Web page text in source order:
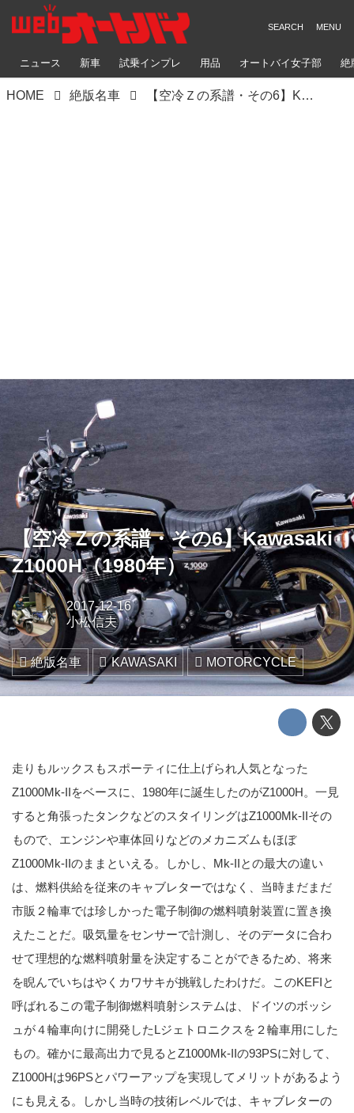
ニュース 新車 試乗インプレ 用品 オートバイ女子部 絶
HOME 絶版名車 【空冷Ｚの系譜・その6】Kawasaki Z1000H（1980年）
【空冷Ｚの系譜・その6】Kawasaki
Z1000H（1980年）
2017-12-16
小松信夫
絶版名車 KAWASAKI MOTORCYCLE
走りもルックスもスポーティに仕上げられ人気となった
Z1000Mk-IIをベースに、1980年に誕生したのがZ1000H。一見
すると角張ったタンクなどのスタイリングはZ1000Mk-IIその
もので、エンジンや車体回りなどのメカニズムもほぼ
Z1000Mk-IIのままといえる。しかし、Mk-IIとの最大の違い
は、燃料供給を従来のキャブレターではなく、当時まだまだ
市販２輪車では珍しかった電子制御の燃料噴射装置に置き換
えたことだ。吸気量をセンサーで計測し、そのデータに合わ
せて理想的な燃料噴射量を決定することができるため、将来
を睨んでいちはやくカワサキが挑戦したわけだ。このKEFIと
呼ばれるこの電子制御燃料噴射システムは、ドイツのボッシ
ュが４輪車向けに開発したLジェトロニクスを２輪車用にした
もの。確かに最高出力で見るとZ1000Mk-IIの93PSに対して、
Z1000Hは96PSとパワーアップを実現してメリットがあるよう
にも見える。しかし当時の技術レベルでは、キャブレターの